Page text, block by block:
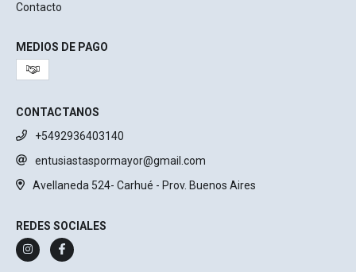
Contacto
MEDIOS DE PAGO
CONTACTANOS
+5492936403140
entusiastaspormayor@gmail.com
Avellaneda 524- Carhué - Prov. Buenos Aires
REDES SOCIALES